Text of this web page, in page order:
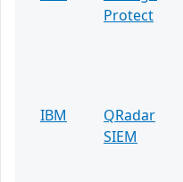
Protect
IBM
QRadar
SIEM